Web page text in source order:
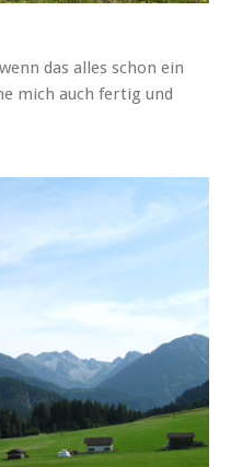
das alles schon ein
mich auch fertig und